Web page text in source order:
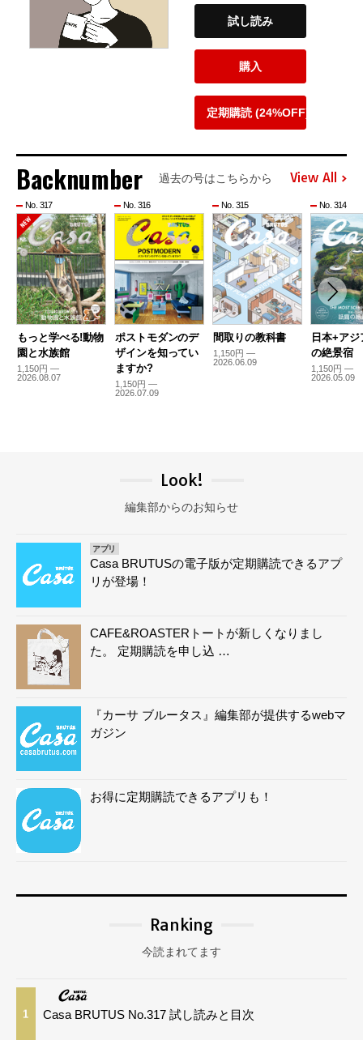
試し読み
購入
定期購読 (24%OFF)
Backnumber 過去の号はこちらから View All
No. 317
もっと学べる!動物
園と水族館
1,150円 —
2026.08.07
No. 316
ポストモダンのデ
ザインを知ってい
ますか?
1,150円 —
2026.07.09
No. 315
間取りの教科書
1,150円 —
2026.06.09
No. 314
日本+アジ
の絶景宿
1,150円 —
2026.05.09
Look!
編集部からのお知らせ
アプリ
Casa BRUTUSの電子版が定期購読できるアプ
リが登場！
CAFE&ROASTERトートが新しくなりまし
た。 定期購読を申し込 …
『カーサ ブルータス』編集部が提供するwebマ
ガジン
お得に定期購読できるアプリも！
Ranking
今読まれてます
1 Casa BRUTUS No.317 試し読みと目次